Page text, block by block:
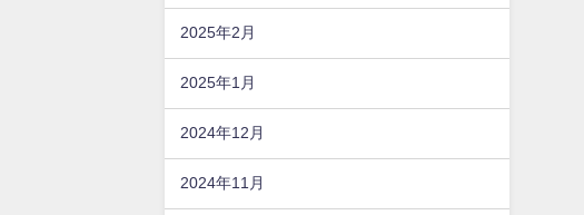
2025年2月
2025年1月
2024年12月
2024年11月